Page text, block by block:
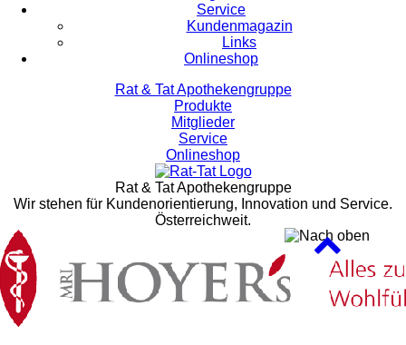
Service
Kundenmagazin
Links
Onlineshop
Rat & Tat Apothekengruppe
Produkte
Mitglieder
Service
Onlineshop
Rat & Tat Apothekengruppe
Wir stehen für Kundenorientierung, Innovation und Service.
Österreichweit.